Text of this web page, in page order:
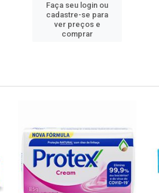
Faça seu login ou
cadastre-se para
ver preços e
comprar